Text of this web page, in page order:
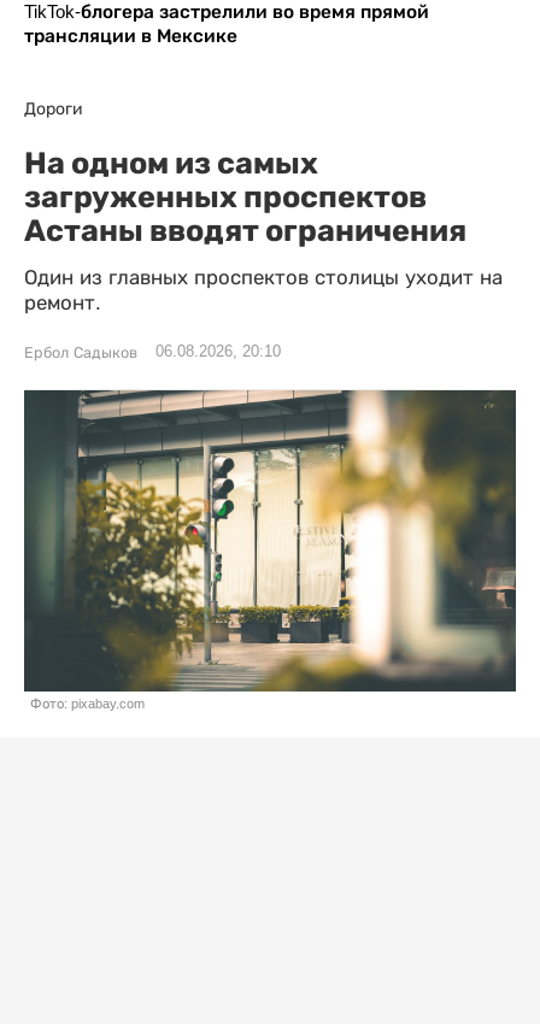
TikTok-блогера застрелили во время прямой
трансляции в Мексике
Дороги
На одном из самых
загруженных проспектов
Астаны вводят ограничения
Один из главных проспектов столицы уходит на
ремонт.
Ербол Садыков 06.08.2026, 20:10
Фото: pixabay.com